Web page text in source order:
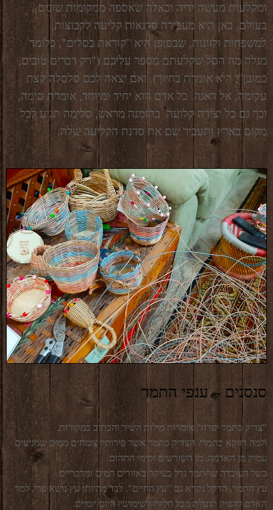
ומקלעות מעשה ידיה וכאלה שאספה ממקומות שונים
בעולם. כאן היא מעבירה סדנאות קליעה לקבוצות,
למשפחות ולזוגות, שבסופן היא "קוראת בסלים", כלומר
מגלה מה הסל שקלעתם מספר עליכם ("רק דברים טובים,
כמובן", היא אומרת בחיוך). ואם יצאה לכם סלסלה קצת
עקומה, אל דאגה. כל אדם הוא יחיד ומיוחד, אומרת סימה,
וכך גם כל יצירה קלועה. בהזמנה מראש, סלימה תגיע לכל
מקום בארץ ותעביר שם את סדנת הקליעה שלה.
לכתבה ב"מסע אחר".
סנסנים – ענפי התמר
"צדיק כתמר יפרח" אומרות מילות השיר והכתוב במקורות.
ולמה דווקא כתמר? הצדיק כתמר אשר פירותיו צומחים ממים שמגיעים
עמוק מן האדמה, מן השורשים ומימי התהום.
בשל העובדה שהתמר גדל בעיקר באזורים חמים ומדבריים.
עץ התמר, הדקל נקרא גם "עץ החיים". לבד מהיותו עץ נושא פרי, למד
האדם להפיק תועלת מכל חלקיו לשימושיו היום יומיים.